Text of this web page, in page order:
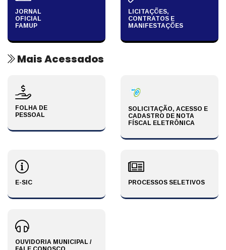
JORNAL
OFICIAL
FAMUP
LICITAÇÕES,
CONTRATOS E
MANIFESTAÇÕES
Mais Acessados
FOLHA DE
PESSOAL
SOLICITAÇÃO, ACESSO E
CADASTRO DE NOTA
FÍSCAL ELETRÔNICA
E-SIC PROCESSOS SELETIVOS
OUVIDORIA MUNICIPAL /